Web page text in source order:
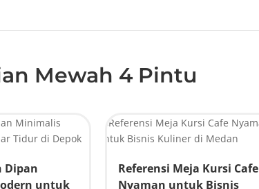
Mewah 4 Pintu
Dipan
untuk
Referensi Meja Kursi Cafe
Nyaman untuk Bisnis